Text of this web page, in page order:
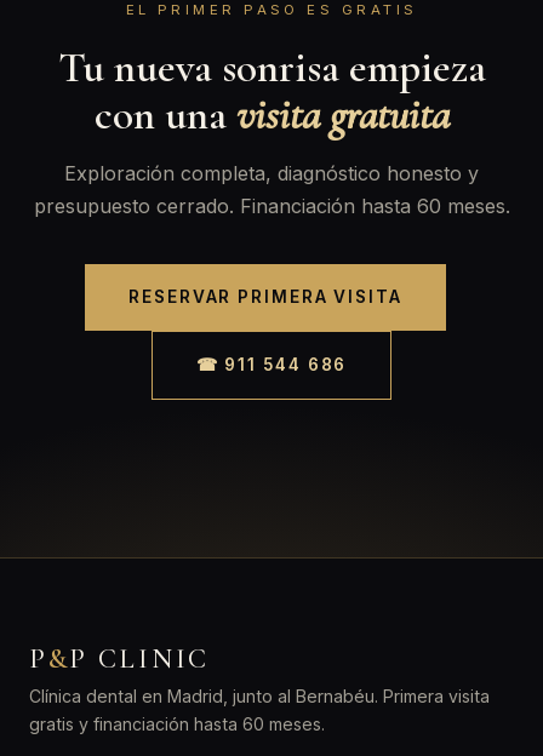
EL PRIMER PASO ES GRATIS
Tu nueva sonrisa empieza
con unavisita gratuita
Exploración completa, diagnóstico honesto y
presupuesto cerrado. Financiación hasta 60 meses.
RESERVAR PRIMERA VISITA
☎ 911 544 686
P&P CLINIC
Clínica dental en Madrid, junto al Bernabéu. Primera visita
gratis y financiación hasta 60 meses.